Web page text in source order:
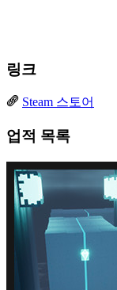
링크
Steam 스토어
업적 목록